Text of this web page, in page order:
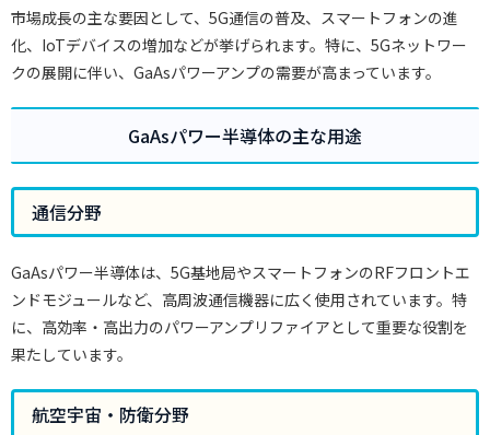
市場成長の主な要因として、5G通信の普及、スマートフォンの進
化、IoTデバイスの増加などが挙げられます。特に、5Gネットワー
クの展開に伴い、GaAsパワーアンプの需要が高まっています。
GaAsパワー半導体の主な用途
通信分野
GaAsパワー半導体は、5G基地局やスマートフォンのRFフロントエ
ンドモジュールなど、高周波通信機器に広く使用されています。特
に、高効率・高出力のパワーアンプリファイアとして重要な役割を
果たしています。
航空宇宙・防衛分野